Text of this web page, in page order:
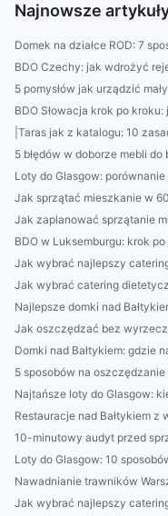
Najnowsze
Domek na działce ROD: 7
BDO Czechy: jak wdrożyć
5 pomysłów jak urządzić
BDO Słowacja krok po
|Taras jak z katalogu: 10
5 błędów w doborze mebli
Loty do Glasgow:
Jak sprzątać mieszkanie w
Jak zaplanować sprzątanie
BDO w Luksemburgu: krok
Jak wybrać najlepszy
Jak wybrać catering
Najlepsze domki nad
Jak oszczędzać bez
Domki nad Bałtykiem: gdzie
5 sposobów na
Najtańsze loty do Glasgow:
Restauracje nad Bałtykiem z
10-minutowy audyt przed
Loty do Glasgow: 10
Nawadnianie trawników
Jak wybrać najlepszy